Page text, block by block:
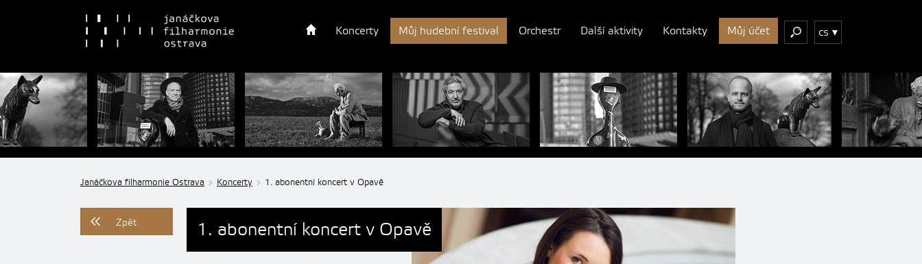
Koncerty Můj hudební festival Orchestr Další aktivity Kontakty Můj účet cs
Janáčkova filharmonie Ostrava Koncerty 1. abonentní koncert v Opavě
Zpět 1. abonentní koncert v Opavě